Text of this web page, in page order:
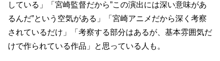
している」「宮崎監督だから”この演出には深い意味があ
るんだ”という空気がある」「宮崎アニメだから深く考察
されているだけ」「考察する部分はあるが、基本雰囲気だ
けで作られている作品」と思っている人も。